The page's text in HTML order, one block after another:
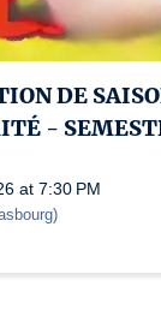
DE
-
at 7:30 PM
)